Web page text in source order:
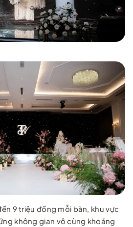
9 triệu đồng mỗi bàn, khu vực
không gian vô cùng khoáng